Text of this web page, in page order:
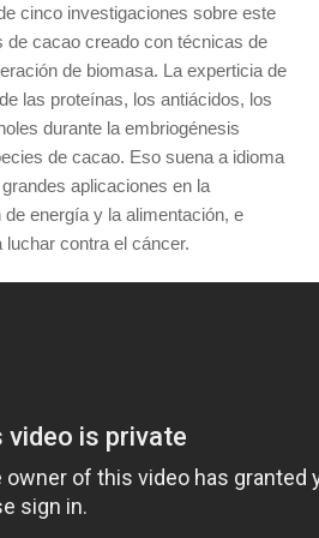
cinco investigaciones sobre este
de cacao creado con técnicas de
de biomasa. La experticia de
las proteínas, los antiácidos, los
durante la embriogénesis
de cacao. Eso suena a idioma
aplicaciones en la
energía y la alimentación, e
contra el cáncer.